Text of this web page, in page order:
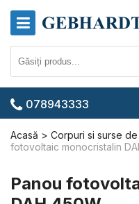
078943333
Acasă Corpuri si surse de
fotovoltaic monocristalin
Panou